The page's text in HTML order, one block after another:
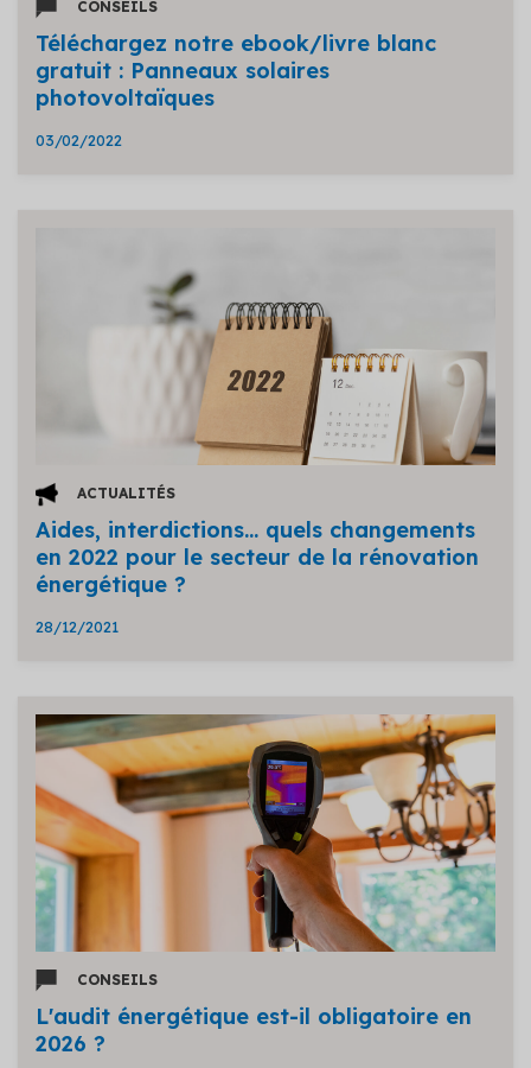
CONSEILS
Téléchargez notre ebook/livre blanc
gratuit : Panneaux solaires
photovoltaïques
03/02/2022
ACTUALITÉS
Aides, interdictions… quels changements
en 2022 pour le secteur de la rénovation
énergétique ?
28/12/2021
CONSEILS
L'audit énergétique est-il obligatoire en
2026 ?